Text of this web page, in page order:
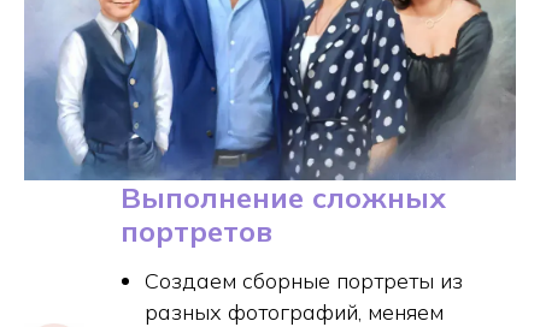
Выполнение сложных
портретов
Создаем сборные портреты из
разных фотографий, меняем